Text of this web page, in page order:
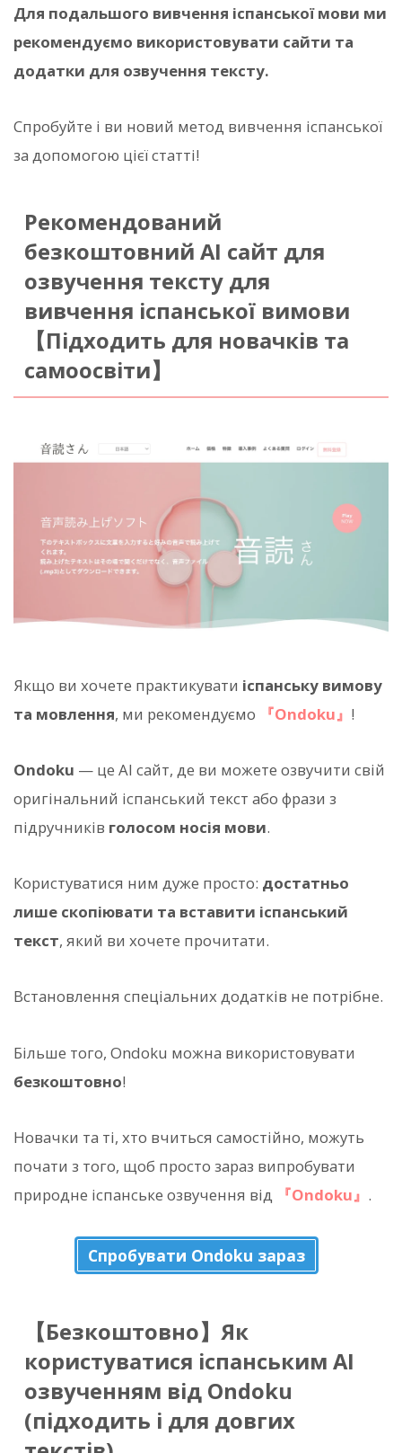
Для подальшого вивчення іспанської мови ми
рекомендуємо використовувати сайти та
додатки для озвучення тексту.
Спробуйте і ви новий метод вивчення іспанської
за допомогою цієї статті!
Рекомендований
безкоштовний AI сайт для
озвучення тексту для
вивчення іспанської вимови
【Підходить для новачків та
самоосвіти】
Якщо ви хочете практикувати іспанську вимову
та мовлення, ми рекомендуємо 『Ondoku』 !
Ondoku — це AI сайт, де ви можете озвучити свій
оригінальний іспанський текст або фрази з
підручників голосом носія мови.
Користуватися ним дуже просто: достатньо
лише скопіювати та вставити іспанський
текст, який ви хочете прочитати.
Встановлення спеціальних додатків не потрібне.
Більше того, Ondoku можна використовувати
безкоштовно!
Новачки та ті, хто вчиться самостійно, можуть
почати з того, щоб просто зараз випробувати
природне іспанське озвучення від
『Ondoku』 .
Спробувати Ondoku зараз
【Безкоштовно】Як
користуватися іспанським AI
озвученням від Ondoku
(підходить і для довгих